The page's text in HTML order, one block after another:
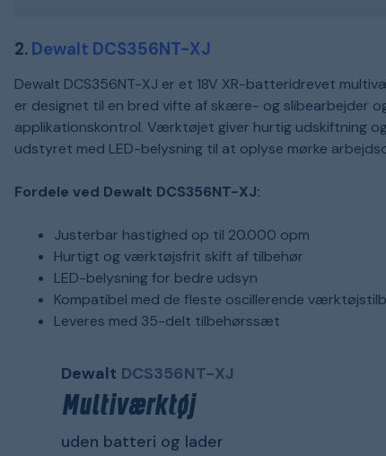
2. Dewalt DCS356NT-XJ
Dewalt DCS356NT-XJ er et 18V XR-batteridrevet
er designet til en bred vifte af skære- og slibearbejder
applikationskontrol. Værktøjet giver hurtig udskiftning
udstyret med LED-belysning til at oplyse mørke
Fordele ved Dewalt DCS356NT-XJ:
Justerbar hastighed op til 20.000 opm
Hurtigt og værktøjsfrit skift af tilbehør
LED-belysning for bedre udsyn
Kompatibel med de fleste oscillerende
Leveres med 35-delt tilbehørssæt
Dewalt DCS356NT-XJ
Multiværktøj
uden batteri og lader